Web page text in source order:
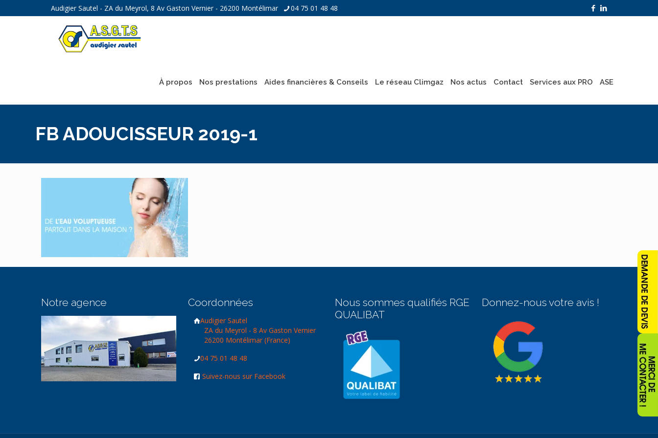
Audigier Sautel - ZA du Meyrol, 8 Av Gaston Vernier - 26200 Montélimar 04 75 01 48 48
À propos Nos prestations Aides financières & Conseils Le réseau Climgaz Nos actus Contact Services aux PRO ASE
FB ADOUCISSEUR 2019-1
Notre agence Coordonnées
Audigier Sautel
ZA du Meyrol - 8 Av Gaston Vernier
26200 Montélimar (France)
04 75 01 48 48
Suivez-nous sur Facebook
Nous sommes qualifiés RGE
QUALIBAT
Donnez-nous votre avis !